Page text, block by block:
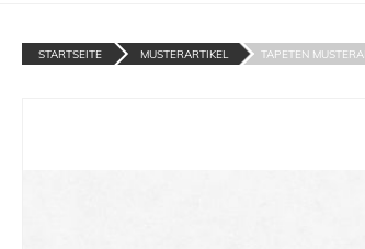
STARTSEITE MUSTERARTIKEL TAPETEN